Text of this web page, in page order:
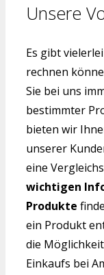
Unsere
Es gibt
rechnen
Sie bei uns
bestimmter
bieten wir
unserer
eine
wichtigen
Produkte
ein Produkt
die
Einkaufs bei